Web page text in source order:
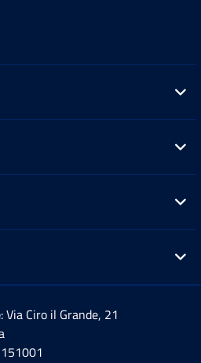
: Via Ciro il Grande, 21